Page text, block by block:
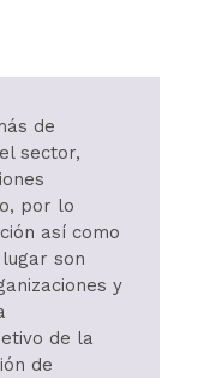
de
sector,
por lo
así como
son
y
de la
de